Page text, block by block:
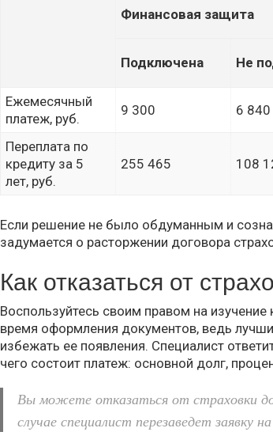
Финансовая защита
Подключена Не
Ежемесячный
платеж, руб.
9 300 6 840
Переплата по
кредиту за 5
лет, руб.
255 465 108
Если решение не было обдуманным и
задумается о расторжении договора
Как отказаться от
Воспользуйтесь своим правом на
время оформления документов, ведь
избежать ее появления. Специалист
чего состоит платеж: основной долг,
Вы можете отказаться от страховки
случае специалист перезаведет заявку